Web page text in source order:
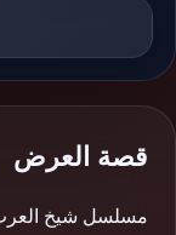
قصة العرض